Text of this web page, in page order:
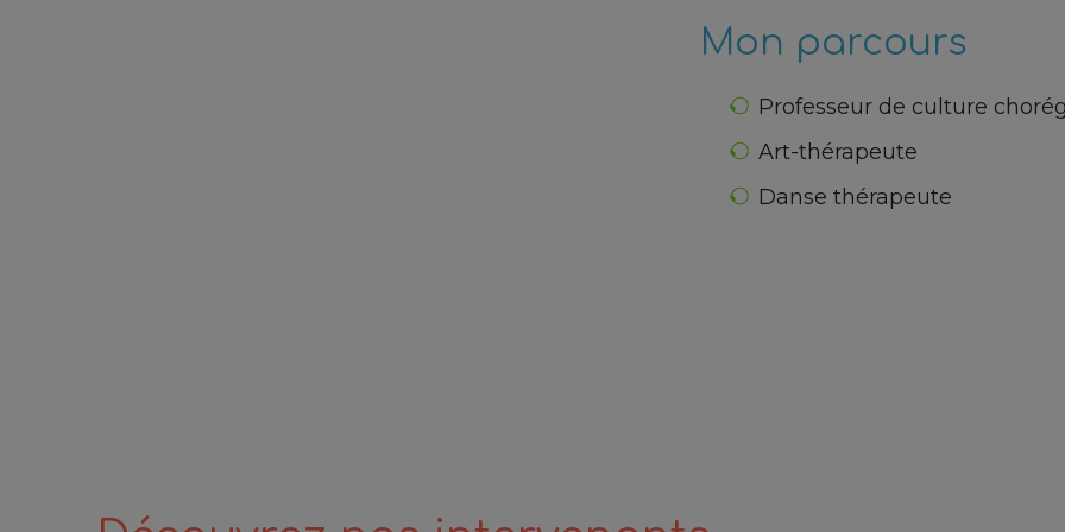
Mon parcours
Professeur de culture
Art-thérapeute
Danse thérapeute